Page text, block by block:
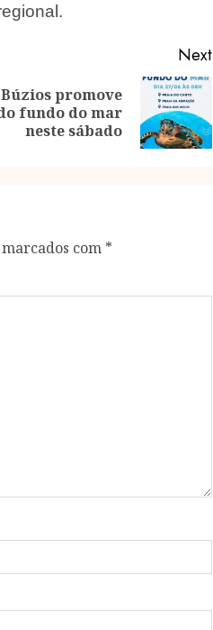
Next
promove
fundo do mar
neste sábado
com *